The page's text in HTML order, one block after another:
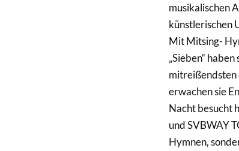
musikalischen
künstlerischen
Mit Mitsing-
„Sieben“
mitreißendsten
erwachen sie
Nacht besucht
und SVBWAY
Hymnen,